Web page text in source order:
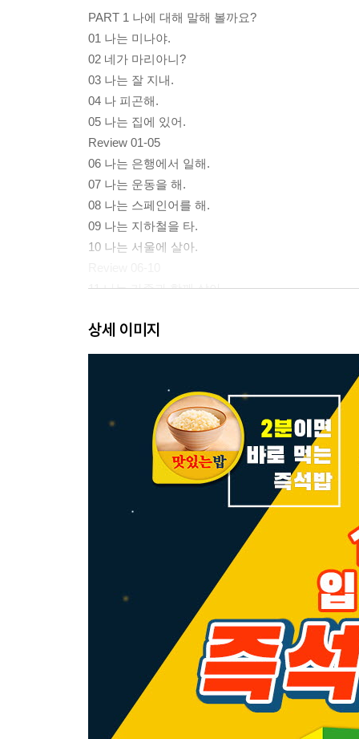
PART 1 나에 대해 말해 볼까요?
01 나는 미나야.
02 네가 마리아니?
03 나는 잘 지내.
04 나 피곤해.
05 나는 집에 있어.
Review 01-05
06 나는 은행에서 일해.
07 나는 운동을 해.
08 나는 스페인어를 해.
09 나는 지하철을 타.
10 나는 서울에 살아.
11 나는 가족과 함께 살아.
13 나는 스페인어를 공부할 거야.
14 너 잘 거야?
생활 속 스페인어
PART 2 상대방과 소통해 보세요.
16 나는 운전할 수 있어.
스페인어로 이름 짓기
21 나 좋은 생각이 있어.
22 나는 가봐야 해.
23 도움이 필요해요.
24 물이 있나요?
25 전 물을 원해요.
Review 21-25
상세 이미지